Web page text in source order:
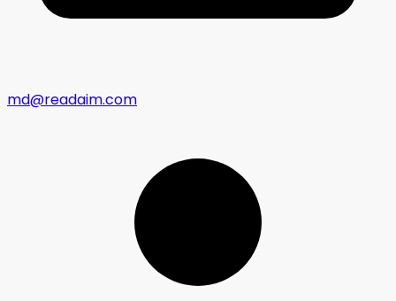
md@readaim.com